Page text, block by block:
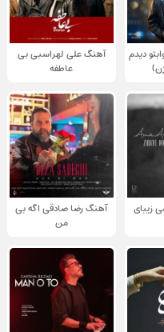
دیدم
آهنگ علی لهراسبی بی
عاطفه
زیبای
آهنگ رضا صادقی اگه بی
من